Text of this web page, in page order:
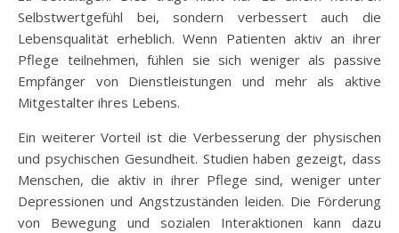
Selbstwertgefühl bei, sondern verbessert auch die
Lebensqualität erheblich. Wenn Patienten aktiv an ihrer
Pflege teilnehmen, fühlen sie sich weniger als passive
Empfänger von Dienstleistungen und mehr als aktive
Mitgestalter ihres Lebens.
Ein weiterer Vorteil ist die Verbesserung der physischen
und psychischen Gesundheit. Studien haben gezeigt, dass
Menschen, die aktiv in ihrer Pflege sind, weniger unter
Depressionen und Angstzuständen leiden. Die Förderung
von Bewegung und sozialen Interaktionen kann dazu